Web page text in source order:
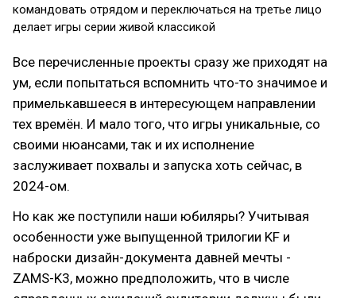
командовать отрядом и переключаться на третье лицо
делает игры серии живой классикой
Все перечисленные проекты сразу же приходят на
ум, если попытаться вспомнить что-то значимое и
примелькавшееся в интересующем направлении
тех времён. И мало того, что игры уникальные, со
своими нюансами, так и их исполнение
заслуживает похвалы и запуска хоть сейчас, в
2024-ом.
Но как же поступили наши юбиляры? Учитывая
особенности уже выпущенной трилогии KF и
наброски дизайн-документа давней мечты -
ZAMS-K3, можно предположить, что в числе